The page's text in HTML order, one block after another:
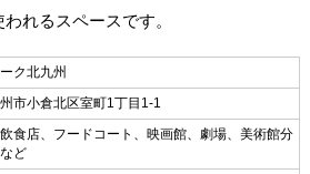
れるスペースです。
ク北九州
市小倉北区室町1丁目1-1
食店、フードコート、映画館、劇場、美術館分
ど